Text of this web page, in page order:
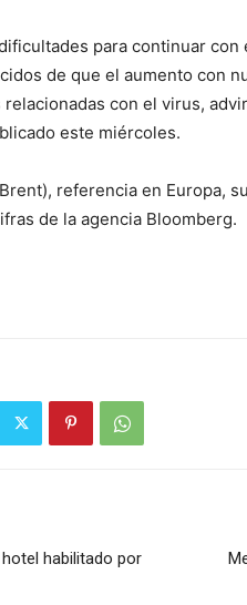
para continuar con
de que el aumento con
con el virus,
este miércoles.
referencia en Europa,
de la agencia Bloomberg.
habilitado por